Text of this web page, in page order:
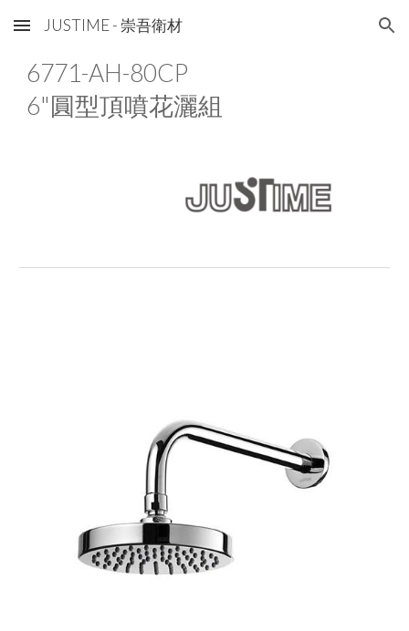
Skip to main content Skip to navigation
JUSTIME - 崇吾衛材
6771-AH-80CP
6" 圓型頂噴花灑組